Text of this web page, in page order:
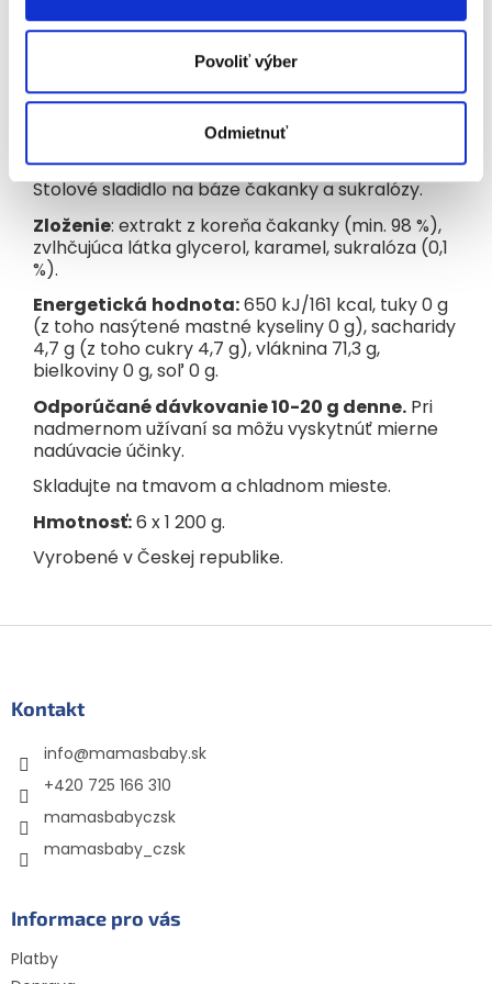
Povoliť výber
Odmietnuť
cukru a tuku. Sladivosť je rovnaká ako pri mede.
Pri pečení môže 1 g sladidla nahradiť 4 g tuku.
Bez lepku, bez laktózy, bez konzervačných látok,
bez soli, s vysokým obsahom vlákniny, so
zníženou energetickou hodnotou. Vhodné pre
Stolové sladidlo na báze čakanky a sukralózy.
Zloženie: extrakt z koreňa čakanky (min. 98 %),
zvlhčujúca látka glycerol, karamel, sukralóza (0,1
%).
Energetická hodnota:650 kJ/161 kcal, tuky 0 g
(z toho nasýtené mastné kyseliny 0 g), sacharidy
4,7 g (z toho cukry 4,7 g), vláknina 71,3 g,
bielkoviny 0 g, soľ 0 g.
Odporúčané dávkovanie 10-20 g denne. Pri
nadmernom užívaní sa môžu vyskytnúť mierne
nadúvacie účinky.
Skladujte na tmavom a chladnom mieste.
Hmotnosť:6 x 1 200 g.
Vyrobené v Českej republike.
Kontakt
info@mamasbaby.sk
+420 725 166 310
mamasbabyczsk
mamasbaby_czsk
Informace pro vás
Platby